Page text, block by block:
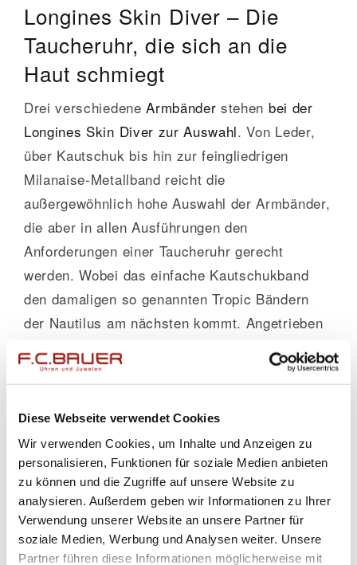
Diese Webseite verwendet Cookies
Wir verwenden Cookies, um Inhalte und Anzeigen zu
personalisieren, Funktionen für soziale Medien anbieten
zu können und die Zugriffe auf unsere Website zu
analysieren. Außerdem geben wir Informationen zu Ihrer
Verwendung unserer Website an unsere Partner für
soziale Medien, Werbung und Analysen weiter. Unsere
Partner führen diese Informationen möglicherweise mit
Longines Skin Diver – Die
Taucheruhr, die sich an die
Haut schmiegt
Drei verschiedeneArmbänder stehen bei der
Longines Skin Diver zur Auswahl. Von Leder,
über Kautschuk bis hin zur feingliedrigen
Milanaise-Metallband reicht die
außergewöhnlich hohe Auswahl der Armbänder,
die aber in allen Ausführungen den
Anforderungen einer Taucheruhr gerecht
werden. Wobei das einfache Kautschukband
den damaligen so genannten Tropic Bändern
der Nautilus am nächsten kommt. Angetrieben
Juwelier
Bauer in München
erhältlich ist, von einem
Hause ETA. Dieses Werk wird exklusiv für
Longineshergestellt, und ist mit seiner 64
Stunden Gangreserve über jeden Zweifel
erhaben. Darüber hinaus ist die
Wasserdichtigkeit mit bis 300m auf einem
absolut üblichen Standard, und die Lünette ist